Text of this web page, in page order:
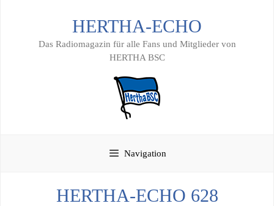
HERTHA-ECHO
Das Radiomagazin für alle Fans und Mitglieder von
HERTHA BSC
Navigation
HERTHA-ECHO 628